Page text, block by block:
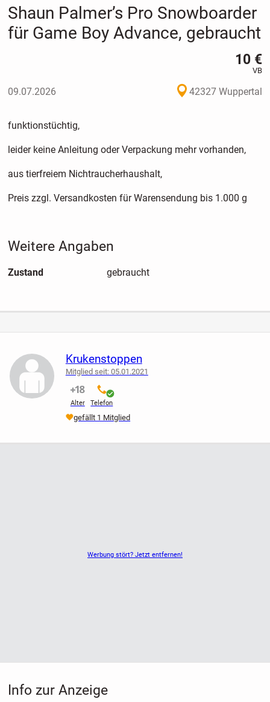
Shaun Palmer’s Pro Snowboarder
für Game Boy Advance, gebraucht
10 €
VB
09.07.2026 42327 Wuppertal
funktionstüchtig,
leider keine Anleitung oder Verpackung mehr vorhanden,
aus tierfreiem Nichtraucherhaushalt,
Preis zzgl. Versandkosten für Warensendung bis 1.000 g
Weitere Angaben
Zustand gebraucht
Werbung stört? Jetzt entfernen!
Krukenstoppen
Mitglied seit: 05.01.2021
Alter
nicht verifiziert
Telefon
verifiziert
gefällt 1 Mitglied
Info zur Anzeige